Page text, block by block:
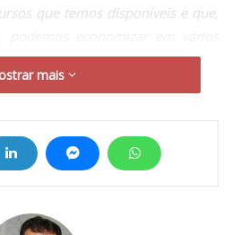
que temos disponíveis e que,
o secretário.
250, será concedido a todos os
com a folha de pagamento, a
será realizada nos termos da
de 20% do servidor.
mais